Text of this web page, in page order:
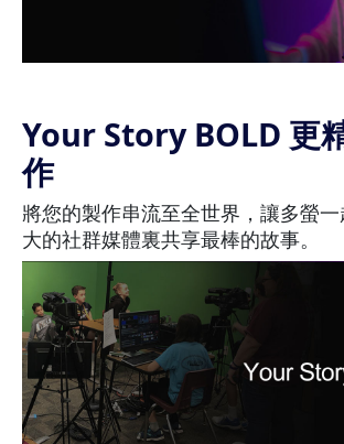
Your Story BOLD 更
作
將您的製作串流至全世界，讓多螢
大的社群媒體裏共享最棒的故事。